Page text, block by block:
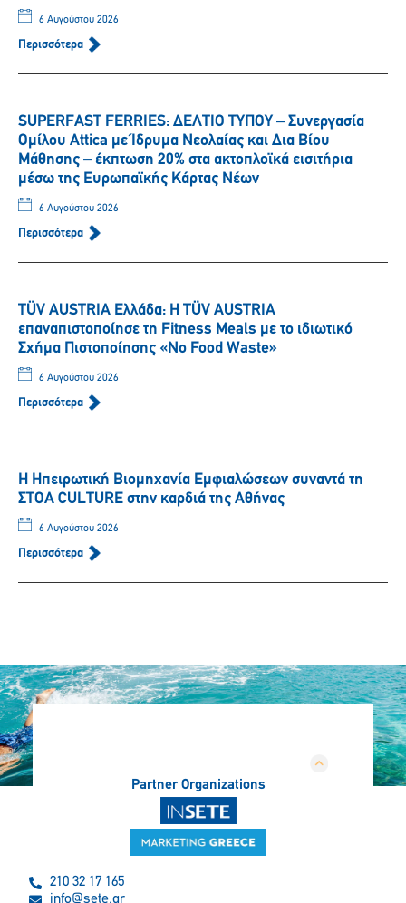
6 Αυγούστου 2026
Περισσότερα
SUPERFAST FERRIES: ΔΕΛΤΙΟ ΤΥΠΟΥ – Συνεργασία
Ομίλου Attica με Ίδρυμα Νεολαίας και Δια Βίου
Μάθησης – έκπτωση 20% στα ακτοπλοϊκά εισιτήρια
μέσω της Ευρωπαϊκής Κάρτας Νέων
6 Αυγούστου 2026
Περισσότερα
TÜV AUSTRIA Ελλάδα: Η TÜV AUSTRIA
επαναπιστοποίησε τη Fitness Meals με το ιδιωτικό
Σχήμα Πιστοποίησης «No Food Waste»
6 Αυγούστου 2026
Περισσότερα
Η Ηπειρωτική Βιομηχανία Εμφιαλώσεων συναντά τη
ΣΤΟΑ CULTURE στην καρδιά της Αθήνας
6 Αυγούστου 2026
Περισσότερα
Partner Organizations
210 32 17 165
info@sete.gr